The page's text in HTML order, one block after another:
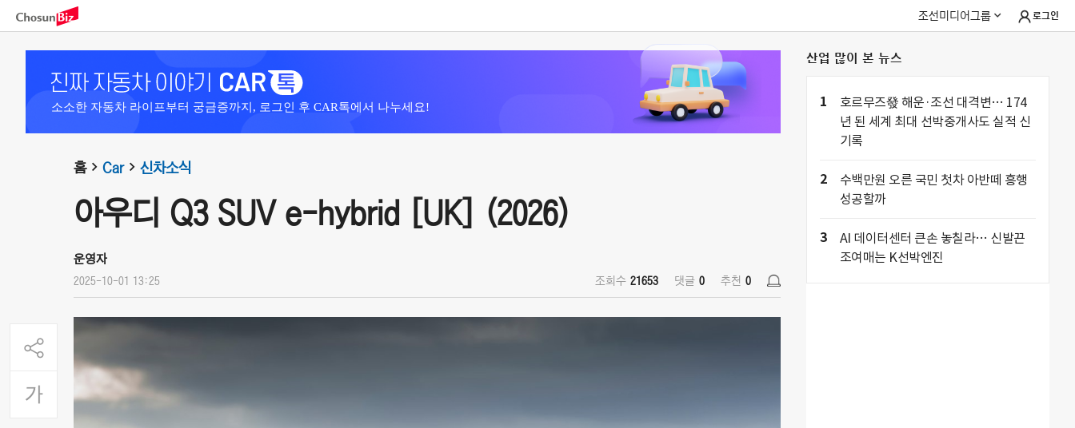
조선미디어그룹 로그인
소소한 자동차 라이프부터 궁금증까지, 로그인 후 CAR톡에서 나누세요!
홈 Car 신차소식
아우디 Q3 SUV e-hybrid [UK] (2026)
운영자
2025-10-01 13:25 조회수 21653 댓글 0 추천 0
산업 많이 본 뉴스